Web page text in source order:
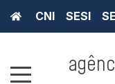
CNI SESI